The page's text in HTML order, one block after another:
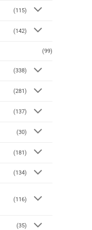
(115)
(142)
(99)
(338)
(281)
(137)
(30)
(181)
(134)
(116)
(35)